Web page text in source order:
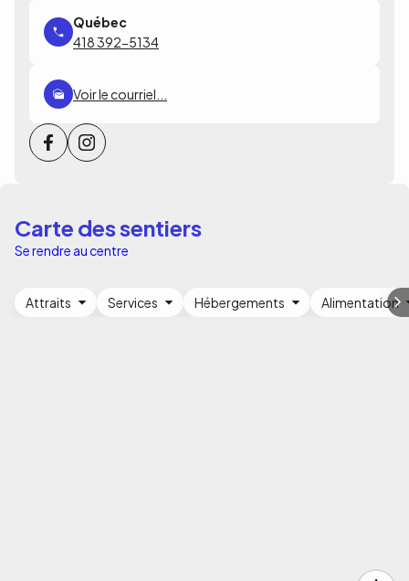
418 392-5134
Voir le courriel...
Carte des sentiers
Se rendre au centre
Attraits Services Hébergements Alimentation